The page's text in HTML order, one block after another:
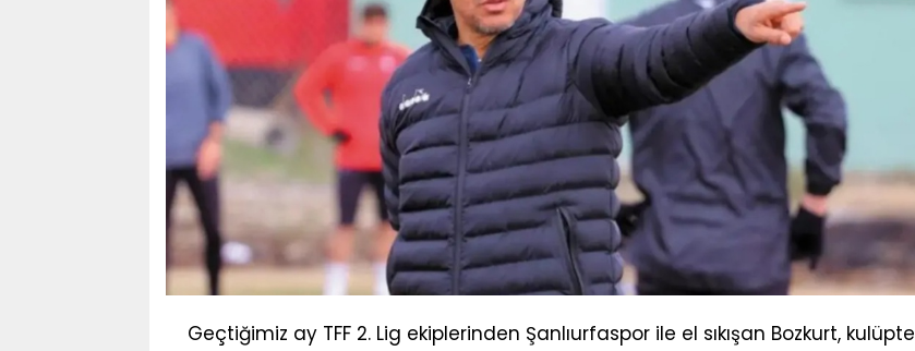
Geçtiğimiz ay TFF 2. Lig ekiplerinden Şanlıurfaspor ile el sıkışan Bozkurt, kulüpte